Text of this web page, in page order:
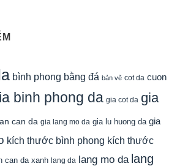
bình phong bằng đá bản vẽ cot da cuon
binh phong da gia cot da gia
can da gia lang mo da gia lu huong da gia
kích thước bình phong kích thước
can da xanh lang da lang mo da lang